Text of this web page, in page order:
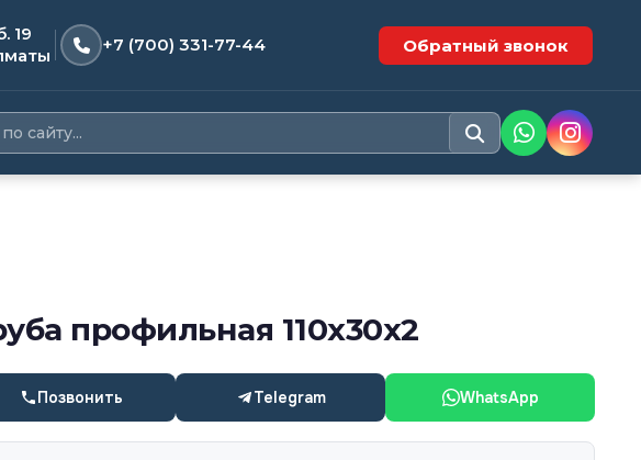
19
+7 (700) 331-77-44 Обратный звонок
профильная 110х30х2
Позвонить Telegram WhatsApp